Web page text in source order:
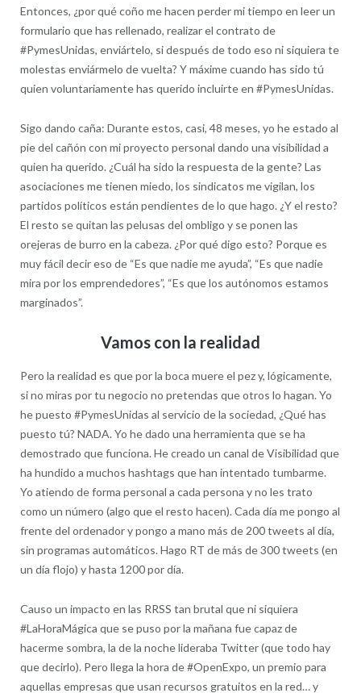
Entonces, ¿por qué coño me hacen perder mi tiempo en leer un
formulario que has rellenado, realizar el contrato de
#PymesUnidas, enviártelo, si después de todo eso ni siquiera te
molestas enviármelo de vuelta? Y máxime cuando has sido tú
quien voluntariamente has querido incluirte en #PymesUnidas.
Sigo dando caña: Durante estos, casi, 48 meses, yo he estado al
pie del cañón con mi proyecto personal dando una visibilidad a
quien ha querido. ¿Cuál ha sido la respuesta de la gente? Las
asociaciones me tienen miedo, los sindicatos me vigilan, los
partidos políticos están pendientes de lo que hago. ¿Y el resto?
El resto se quitan las pelusas del ombligo y se ponen las
orejeras de burro en la cabeza. ¿Por qué digo esto? Porque es
muy fácil decir eso de “Es que nadie me ayuda”, “Es que nadie
mira por los emprendedores”, “Es que los autónomos estamos
marginados”.
Vamos con la realidad
Pero la realidad es que por la boca muere el pez y, lógicamente,
si no miras por tu negocio no pretendas que otros lo hagan. Yo
he puesto #PymesUnidas al servicio de la sociedad, ¿Qué has
puesto tú? NADA. Yo he dado una herramienta que se ha
demostrado que funciona. He creado un canal de Visibilidad que
ha hundido a muchos hashtags que han intentado tumbarme.
Yo atiendo de forma personal a cada persona y no les trato
como un número (algo que el resto hacen). Cada día me pongo al
frente del ordenador y pongo a mano más de 200 tweets al día,
sin programas automáticos. Hago RT de más de 300 tweets (en
un día flojo) y hasta 1200 por día.
Causo un impacto en las RRSS tan brutal que ni siquiera
#LaHoraMágica que se puso por la mañana fue capaz de
hacerme sombra, la de la noche lideraba Twitter (que todo hay
que decirlo). Pero llega la hora de #OpenExpo, un premio para
aquellas empresas que usan recursos gratuitos en la red… y